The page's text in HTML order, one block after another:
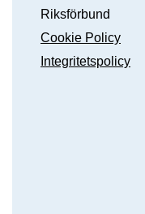
Riksförbund
Cookie Policy
Integritetspolicy